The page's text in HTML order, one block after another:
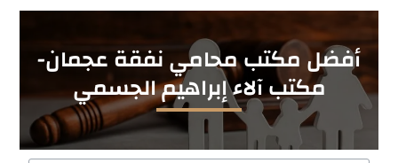
أفضل مكتب محامي نفقة عجمان-
مكتب آلاء إبراهيم الجسمي